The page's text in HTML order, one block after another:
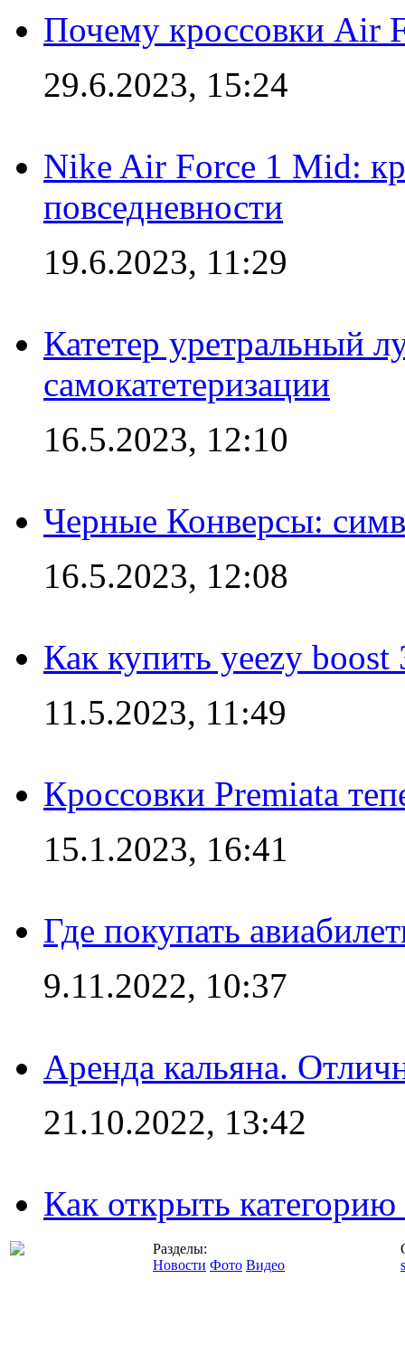
Почему кроссовки Air
29.6.2023, 15:24
Nike Air Force 1 Mid:
повседневности
19.6.2023, 11:29
Катетер уретральный
самокатетеризации
16.5.2023, 12:10
Черные Конверсы:
16.5.2023, 12:08
Как купить yeezy boost
11.5.2023, 11:49
Кроссовки Premiata
15.1.2023, 16:41
Где покупать
9.11.2022, 10:37
Аренда кальяна.
21.10.2022, 13:42
Как открыть
Разделы:
Новости Фото Видео